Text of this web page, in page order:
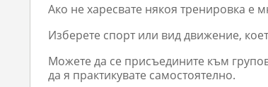
Ако не харесвате някоя тренировка е
Изберете спорт или вид движение,
Можете да се присъедините към
да я практикувате самостоятелно.